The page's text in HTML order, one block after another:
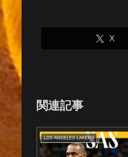
X
関連記事
LOS ANGELES LAKERS